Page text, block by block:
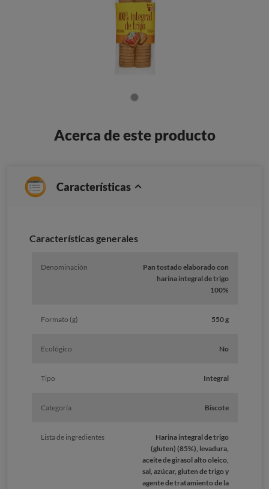
Acerca de este producto
Características
Características generales
Denominación
Pan tostado elaborado con
harina integral de trigo
100%
Formato (g) 550 g
Ecológico No
Tipo Integral
Categoría Biscote
Lista de ingredientes
Harina integral de trigo
(gluten) (85%), levadura,
aceite de girasol alto oleico,
sal, azúcar, gluten de trigo y
agente de tratamiento de la